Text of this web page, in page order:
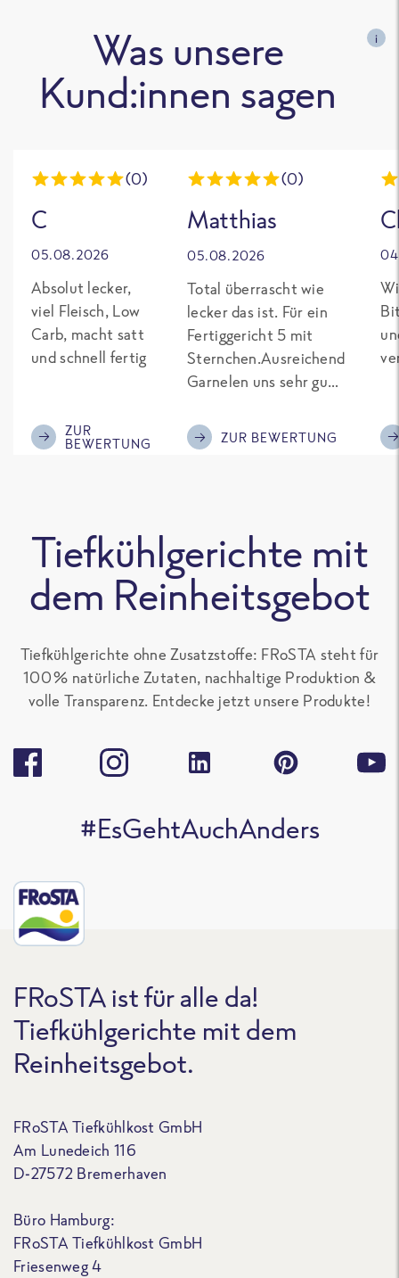
Was unsere
Kund:innen sagen
i
(0)
C
05.08.2026
Absolut lecker,
viel Fleisch, Low
Carb, macht satt
und schnell fertig
ZUR
BEWERTUNG
(0)
Matthias
05.08.2026
Total überrascht wie
lecker das ist. Für ein
Fertiggericht 5 mit
Sternchen.Ausreichend
Garnelen uns sehr gut
Kompliment
ZUR BEWERTUNG
Tiefkühlgerichte mit
dem Reinheitsgebot
Tiefkühlgerichte ohne Zusatzstoffe: FRoSTA steht für
100 % natürliche Zutaten, nachhaltige Produktion &
volle Transparenz. Entdecke jetzt unsere Produkte!
#EsGehtAuchAnders
FRoSTA ist für alle da!
Tiefkühlgerichte mit dem
Reinheitsgebot.
FRoSTA Tiefkühlkost GmbH
Am Lunedeich 116
D-27572 Bremerhaven
Büro Hamburg:
FRoSTA Tiefkühlkost GmbH
Friesenweg 4